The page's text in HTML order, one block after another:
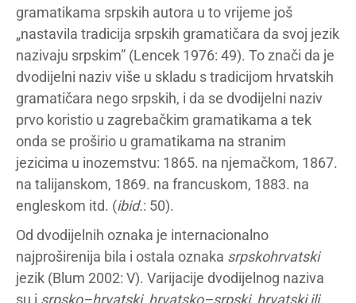
gramatikama srpskih autora u to vrijeme još
„nastavila tradicija srpskih gramatičara da svoj jezik
nazivaju srpskim” (Lencek 1976: 49). To znači da je
dvodijelni naziv više u skladu s tradicijom hrvatskih
gramatičara nego srpskih, i da se dvodijelni naziv
prvo koristio u zagrebačkim gramatikama a tek
onda se proširio u gramatikama na stranim
jezicima u inozemstvu: 1865. na njemačkom, 1867.
na talijanskom, 1869. na francuskom, 1883. na
engleskom itd. (ibid.: 50).
Od dvodijelnih oznaka je internacionalno
najproširenija bila i ostala oznaka srpskohrvatski
jezik (Blum 2002: V). Varijacije dvodijelnog naziva
su i srpsko–hrvatski, hrvatsko–srpski, hrvatski ili